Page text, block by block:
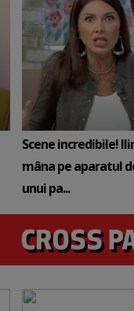
Scene incredibile!
mâna pe aparatul
unui pa...